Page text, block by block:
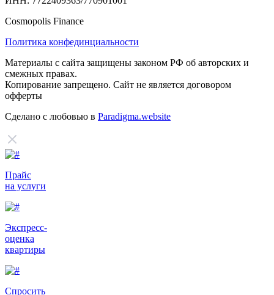
Cosmopolis Finance
Политика конфединциальности
Материалы с сайта защищены законом РФ об авторских и
смежных правах.
Копирование запрещено. Сайт не является договором
офферты
Сделано с любовью в Paradigma.website
Прайс
на услуги
Экспресс-
оценка
квартиры
Спросить